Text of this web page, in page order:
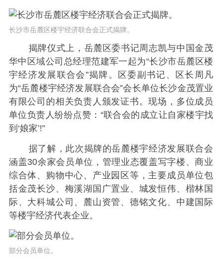
长沙市岳麓区楼宇经济联合会正式揭牌。
揭牌仪式上，岳麓区委书记周志凯与中国金茂
华中区域公司总经理范建军一起为“长沙市岳麓区楼
宇经济发展联合会”揭牌。区委副书记、区长周凡
为“岳麓楼宇经济发展联合会”会长单位长沙金茂置业
有限公司的相关负责人颁发证书。现场，多位成员
单位负责人纷纷点赞：“联合会的成立让自家楼宇找
到‘娘家’!”
据了解，此次揭牌的岳麓楼宇经济发展联合会
涵盖30余家会员单位，管理业态覆盖写字楼、商业
综合体、购物中心、产业园区等，主要成员单位包
括金茂长沙、梅溪湖国广置业、城发恒伟、楷林国
际、大科城公司、麓山资管、德铭文化、中建国际
等楼宇经济代表企业。
部分会员单位。